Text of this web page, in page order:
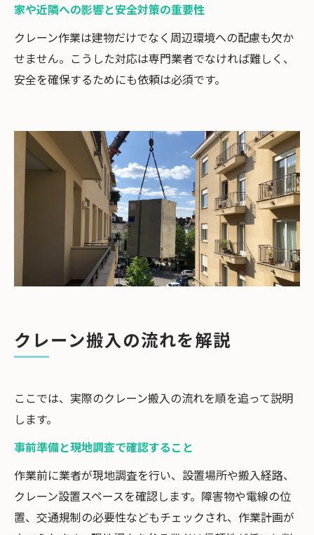
家や近隣への影響と安全対策の重要性
クレーン作業は建物だけでなく周辺環境への配慮も欠か
せません。こうした対応は専門業者でなければ難しく、
安全を確保するためにも依頼は必須です。
クレーン搬入の流れを解説
ここでは、実際のクレーン搬入の流れを順を追って説明
します。
事前準備と現地調査で確認すること
作業前に業者が現地調査を行い、設置場所や搬入経路、
クレーン設置スペースを確認します。障害物や電線の位
置、交通規制の必要性などもチェックされ、作業計画が